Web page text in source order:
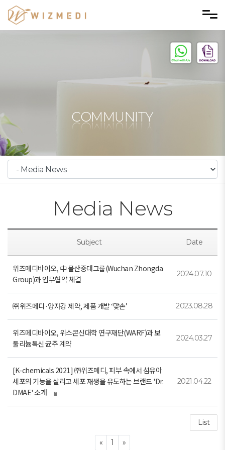
Skip to menu
COMMUNITY
Media News
Subject Date
위즈메디바이오, 中 물산중대그룹(Wuchan Zhongda
Group)과 업무협약 체결
2024.07.10
㈜위즈메디·양자강 제약, 제품 개발 ‘맞손’ 2023.08.28
위즈메디바이오, 위스콘신대학 연구재단(WARF)과 보
툴리늄톡신 균주 계약
2024.03.27
[K-chemicals 2021] ㈜위즈메디, 피부 속에서 섬유아
세포의 기능을 살리고 세포 재생을 유도하는 브랜드 'Dr.
DMAE' 소개
2021.04.22
List
«Previous
1 »Next